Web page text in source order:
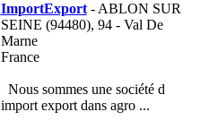
ImportExport- ABLON SUR
SEINE (94480), 94 - Val De
Marne
France
Nous sommes une société d
import export dans agro ...